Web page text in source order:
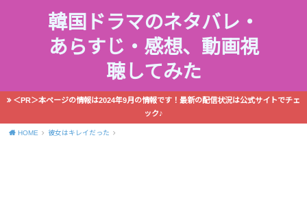
韓国ドラマのネタバレ・
あらすじ・感想、動画視
聴してみた
＜PR＞本ページの情報は2024年9月の情報です！最新の配信状況は公式サイトでチェ
ック♪
HOME 彼女はキレイだった